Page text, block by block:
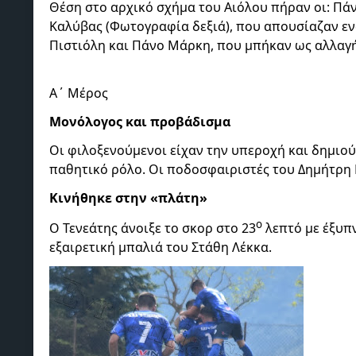
Θέση στο αρχικό σχήμα του Αιόλου πήραν οι:
Καλύβας (Φωτογραφία δεξιά), που απουσίαζαν
Πιστιόλη και Πάνο Μάρκη, που μπήκαν ως
Α΄ Μέρος
Μονόλογος και προβάδισμα
Οι φιλοξενούμενοι είχαν την υπεροχή και
παθητικό ρόλο. Οι ποδοσφαιριστές του
Κινήθηκε στην «πλάτη»
Ο Τενεάτης άνοιξε το σκορ στο 23ο λεπτό με
εξαιρετική μπαλιά του Στάθη Λέκκα.